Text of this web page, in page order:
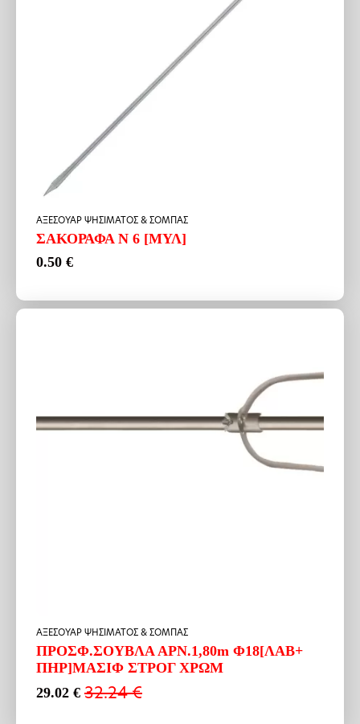
ΑΞΕΣΟΥΑΡ ΨΗΣΙΜΑΤΟΣ & ΣΟΜΠΑΣ
ΣΑΚΟΡΑΦΑ Ν 6 [ΜΥΛ]
0.50 €
ΑΞΕΣΟΥΑΡ ΨΗΣΙΜΑΤΟΣ & ΣΟΜΠΑΣ
ΠΡΟΣΦ.ΣΟΥΒΛΑ ΑΡΝ.1,80m Φ18[ΛΑΒ+
ΠΗΡ]ΜΑΣΙΦ ΣΤΡΟΓ ΧΡΩΜ
32.24€
Original
29.02 €
Η